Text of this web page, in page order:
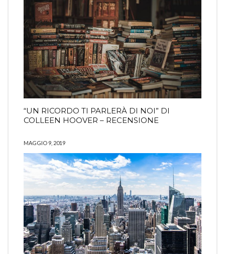
“UN RICORDO TI PARLERÀ DI NOI” DI
COLLEEN HOOVER – RECENSIONE
MAGGIO 9, 2019